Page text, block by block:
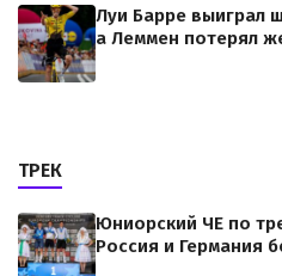
Луи Барре выиграл
а Леммен потерял
ТРЕК
Юниорский ЧЕ по
Россия и Германия